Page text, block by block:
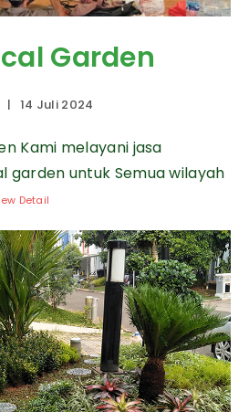
Garden
| 14 Juli 2024
Kami melayani jasa
untuk Semua wilayah
Detail